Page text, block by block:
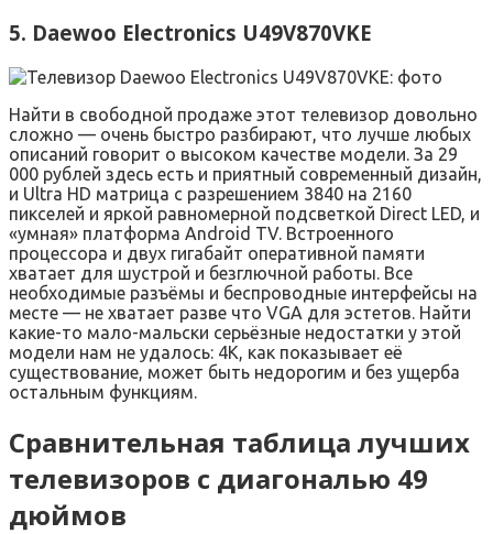
5. Daewoo Electronics U49V870VKE
Найти в свободной продаже этот телевизор довольно
сложно — очень быстро разбирают, что лучше любых
описаний говорит о высоком качестве модели. За 29
000 рублей здесь есть и приятный современный дизайн,
и Ultra HD матрица с разрешением 3840 на 2160
пикселей и яркой равномерной подсветкой Direct LED, и
«умная» платформа Android TV. Встроенного
процессора и двух гигабайт оперативной памяти
хватает для шустрой и безглючной работы. Все
необходимые разъёмы и беспроводные интерфейсы на
месте — не хватает разве что VGA для эстетов. Найти
какие-то мало-мальски серьёзные недостатки у этой
модели нам не удалось: 4К, как показывает её
существование, может быть недорогим и без ущерба
остальным функциям.
Сравнительная таблица лучших
телевизоров с диагональю 49
дюймов